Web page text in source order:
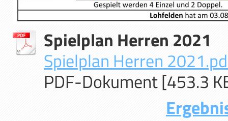
Spielplan Herren 2021
Spielplan Herren
PDF-Dokument [453.3